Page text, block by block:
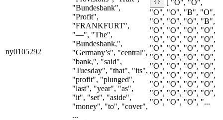
ny0105292
"Bundesbank",
"Profit",
"FRANKFURT",
"—", "The",
"Bundesbank,",
"Germany’s", "central",
"bank,", "said",
"Tuesday", "that", "its",
"profit", "plunged",
"last", "year", "as",
"it", "set", "aside",
"money", "to", "cover",
...
[ "O", "O",
"O", "O", "B", "O",
"O", "O", "O", "B",
"O", "O", "O", "O",
"O", "O", "O", "O",
"O", "O", "O", "O",
"O", "O", "O", "O",
"O", "O", "O", "O",
"O", "O", "O", "O",
"O", "O", "O", "O",
"O", "O", "O", "O",
"O", "O", "O", "...